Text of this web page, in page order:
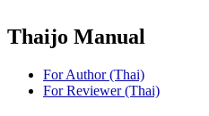
Thaijo Manual
For Author (Thai)
For Reviewer (Thai)